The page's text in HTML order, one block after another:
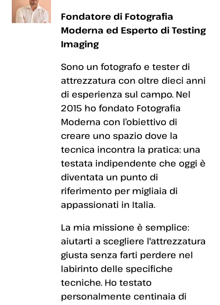
Fondatore di Fotografia
Moderna ed Esperto di Testing
Imaging
Sono un fotografo e tester di
attrezzatura con oltre dieci anni
di esperienza sul campo. Nel
2015 ho fondato Fotografia
Moderna con l’obiettivo di
creare uno spazio dove la
tecnica incontra la pratica: una
testata indipendente che oggi è
diventata un punto di
riferimento per migliaia di
appassionati in Italia.
La mia missione è semplice:
aiutarti a scegliere l'attrezzatura
giusta senza farti perdere nel
labirinto delle specifiche
tecniche. Ho testato
personalmente centinaia di